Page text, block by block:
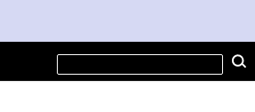
Diese
durchsuchen